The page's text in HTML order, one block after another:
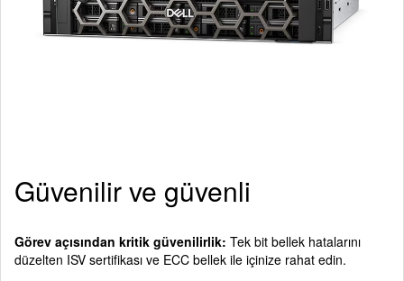
Güvenilir ve güvenli
Görev açısından kritik güvenilirlik: Tek bit bellek hatalarını
düzelten ISV sertifikası ve ECC bellek ile içinize rahat edin.